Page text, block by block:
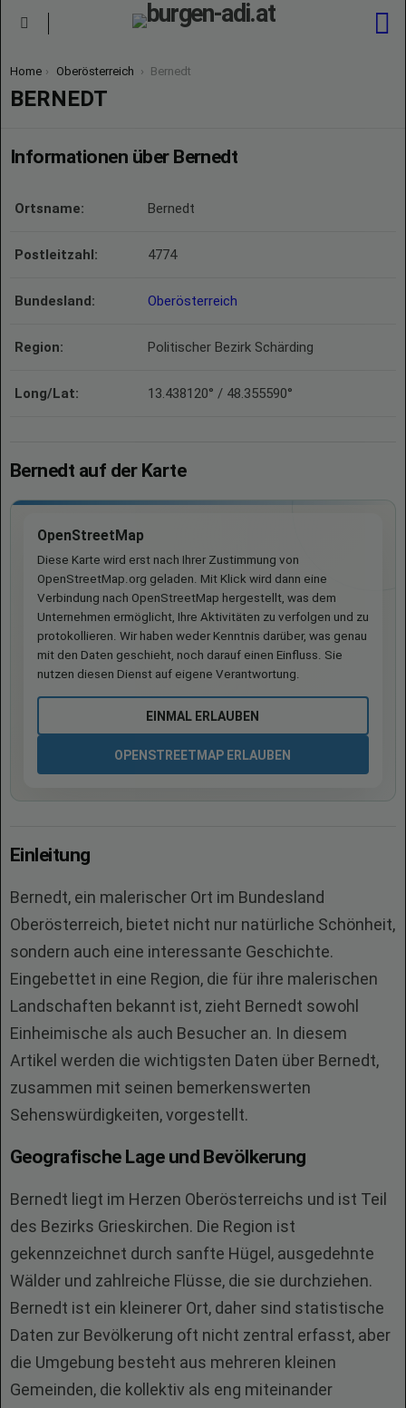
You are here:
Home Oberösterreich Bernedt
BERNEDT
Informationen über Bernedt
Ortsname: Bernedt
Postleitzahl: 4774
Bundesland: Oberösterreich
Region: Politischer Bezirk Schärding
Long/Lat: 13.438120° / 48.355590°
Bernedt auf der Karte
OpenStreetMap
Diese Karte wird erst nach Ihrer Zustimmung von
OpenStreetMap.org geladen. Mit Klick wird dann eine
Verbindung nach OpenStreetMap hergestellt, was dem
Unternehmen ermöglicht, Ihre Aktivitäten zu verfolgen und zu
protokollieren. Wir haben weder Kenntnis darüber, was genau
mit den Daten geschieht, noch darauf einen Einfluss. Sie
nutzen diesen Dienst auf eigene Verantwortung.
EINMAL ERLAUBEN
OPENSTREETMAP ERLAUBEN
Einleitung
Bernedt, ein malerischer Ort im Bundesland
Oberösterreich, bietet nicht nur natürliche Schönheit,
sondern auch eine interessante Geschichte.
Eingebettet in eine Region, die für ihre malerischen
Landschaften bekannt ist, zieht Bernedt sowohl
Einheimische als auch Besucher an. In diesem
Artikel werden die wichtigsten Daten über Bernedt,
zusammen mit seinen bemerkenswerten
Sehenswürdigkeiten, vorgestellt.
Geografische Lage und Bevölkerung
Bernedt liegt im Herzen Oberösterreichs und ist Teil
des Bezirks Grieskirchen. Die Region ist
gekennzeichnet durch sanfte Hügel, ausgedehnte
Wälder und zahlreiche Flüsse, die sie durchziehen.
Bernedt ist ein kleinerer Ort, daher sind statistische
Daten zur Bevölkerung oft nicht zentral erfasst, aber
die Umgebung besteht aus mehreren kleinen
Gemeinden, die kollektiv als eng miteinander